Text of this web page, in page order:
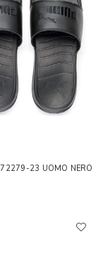
23 UOMO NERO